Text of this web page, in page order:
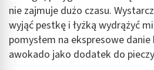
nie zajmuje dużo czasu.
wyjąć pestkę i łyżką wydrążyć
pomysłem na ekspresowe
awokado jako dodatek do